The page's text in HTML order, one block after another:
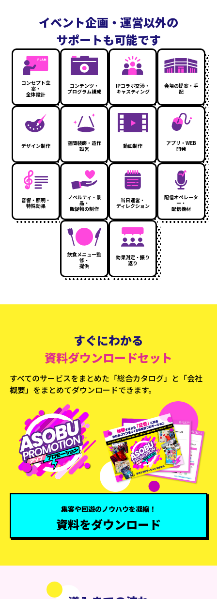
イベント企画・運営以外の
サポートも可能です
コンセプト立
案・
全体設計
コンテンツ・
プログラム構成
IPコラボ交渉・
キャスティング
会場の提案・手
配
デザイン制作
空間装飾・造作
設営
動画制作
アプリ・WEB
開発
音響・照明・
特殊効果
ノベルティ・景
品・
販促物の制作
当日運営・
ディレクション
配信オペレータ
ー・
配信機材
飲食メニュー監
修・
提供
効果測定・振り
返り
すぐにわかる
資料ダウンロードセット
すべてのサービスをまとめた「総合カタログ」と 「会社
概要」をまとめてダウンロードできます。
集客や回遊のノウハウを凝縮！
資料をダウンロード